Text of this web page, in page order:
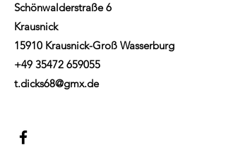
Schönwalderstraße 6
Krausnick
15910 Krausnick-Groß Wasserburg
+49 35472 659055
t.dicks68@gmx.de